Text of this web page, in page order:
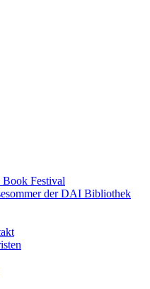
Book Festival
der DAI Bibliothek